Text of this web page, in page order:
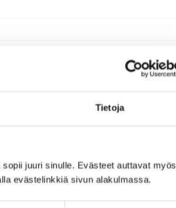
Tietoja
juuri sinulle. Evästeet auttavat myös
evästelinkkiä sivun alakulmassa.